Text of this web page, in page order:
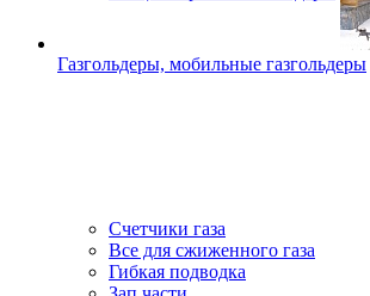
Газгольдеры, мобильные газгольдеры
Счетчики газа
Все для сжиженного газа
Гибкая подводка